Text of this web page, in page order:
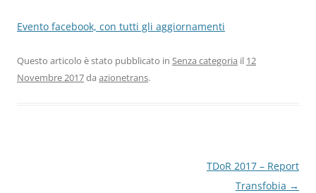
Evento facebook, con tutti gli aggiornamenti
Questo articolo è stato pubblicato in Senza categoria il 12
Novembre 2017da azionetrans.
TDoR 2017 – Report
Transfobia →